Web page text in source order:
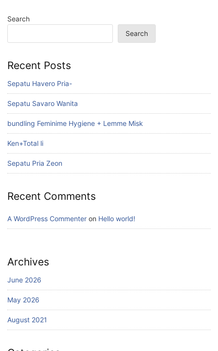
Search
Search
Recent Posts
Sepatu Havero Pria-
Sepatu Savaro Wanita
bundling Feminime Hygiene + Lemme Misk
Ken+Total li
Sepatu Pria Zeon
Recent Comments
A WordPress Commenter on Hello world!
Archives
June 2026
May 2026
August 2021